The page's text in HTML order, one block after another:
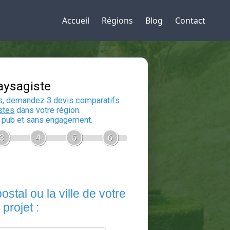
Accueil Régions Blog Contact
Devis Paysagiste
En 5 minutes, demandez
auxpaysagistesdans votre région.
Gratuit, sans pub et sans engagement.